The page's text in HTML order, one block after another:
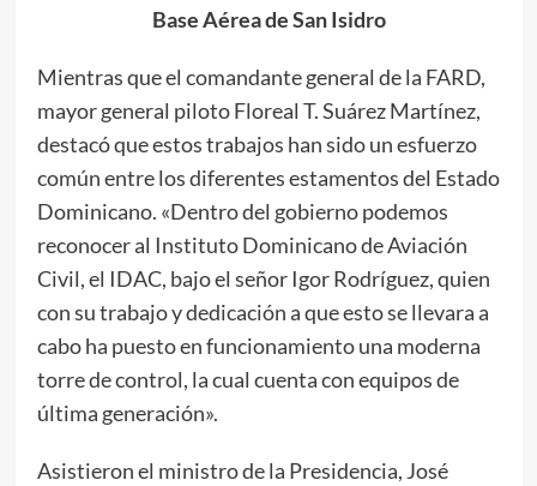
Base Aérea de San Isidro
Mientras que el comandante general de la FARD,
mayor general piloto Floreal T. Suárez Martínez,
destacó que estos trabajos han sido un esfuerzo
común entre los diferentes estamentos del Estado
Dominicano. «Dentro del gobierno podemos
reconocer al Instituto Dominicano de Aviación
Civil, el IDAC, bajo el señor Igor Rodríguez, quien
con su trabajo y dedicación a que esto se llevara a
cabo ha puesto en funcionamiento una moderna
torre de control, la cual cuenta con equipos de
última generación».
Asistieron el ministro de la Presidencia, José